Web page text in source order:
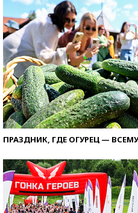
ПРАЗДНИК, ГДЕ ОГУРЕЦ —